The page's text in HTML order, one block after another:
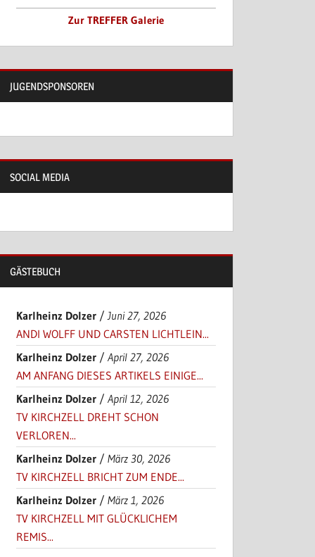
Zur TREFFER Galerie
JUGENDSPONSOREN
SOCIAL MEDIA
GÄSTEBUCH
Karlheinz Dolzer /Juni 27, 2026
ANDI WOLFF UND CARSTEN LICHTLEIN...
Karlheinz Dolzer /April 27, 2026
AM ANFANG DIESES ARTIKELS EINIGE...
Karlheinz Dolzer /April 12, 2026
TV KIRCHZELL DREHT SCHON
VERLOREN...
Karlheinz Dolzer /März 30, 2026
TV KIRCHZELL BRICHT ZUM ENDE...
Karlheinz Dolzer /März 1, 2026
TV KIRCHZELL MIT GLÜCKLICHEM
REMIS...